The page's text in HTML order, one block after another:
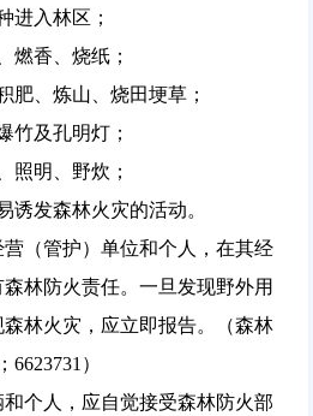
进入林区；
燃香、烧纸；
、炼山、烧田埂草；
竹及孔明灯；
照明、野炊；
发森林火灾的活动。
（管护）单位和个人，在其经
林防火责任。一旦发现野外用
林火灾，应立即报告。（森林
）
个人，应自觉接受森林防火部